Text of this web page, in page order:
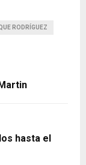
RODRÍGUEZ
hasta el